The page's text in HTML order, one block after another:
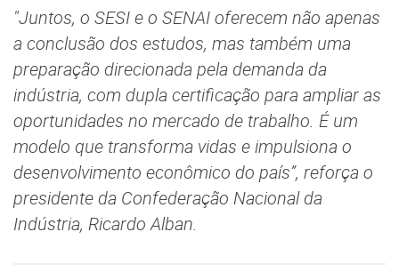
"Juntos, o SESI e o SENAI oferecem não apenas
a conclusão dos estudos, mas também uma
preparação direcionada pela demanda da
indústria, com dupla certificação para ampliar as
oportunidades no mercado de trabalho. É um
modelo que transforma vidas e impulsiona o
desenvolvimento econômico do país”, reforça o
presidente da Confederação Nacional da
Indústria, Ricardo Alban.